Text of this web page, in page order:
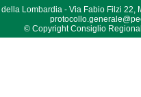
Lombardia - Via Fabio Filzi 22,
© Copyright Consiglio